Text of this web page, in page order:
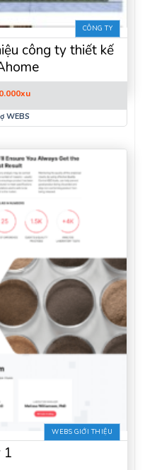
CÔNG TY
công ty thiết kế
xuGiá
tại
WEBS
WEBS GIỚI THIỆU
1